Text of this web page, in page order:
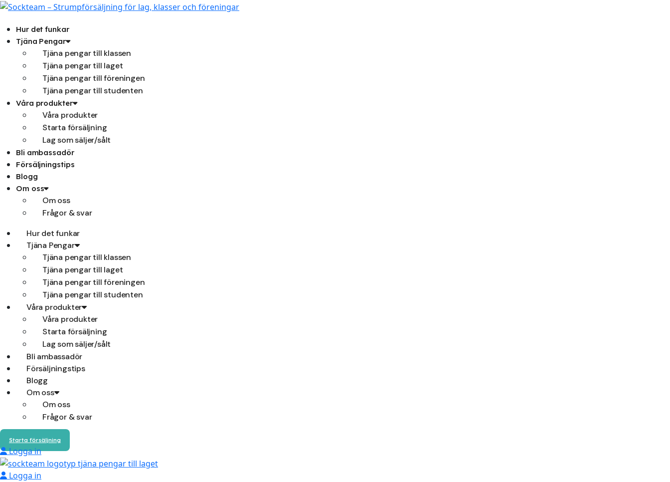
Hoppa
innehållHur det funkar
Tjäna Pengar
Tjäna pengar till klassen
Tjäna pengar till laget
Tjäna pengar till föreningen
Tjäna pengar till studenten
Våra produkter
Våra produkter
Starta försäljning
Lag som säljer/sålt
Bli ambassadör
Försäljningstips
Blogg
Om oss
Om oss
Frågor & svar
Hur det funkar
Tjäna Pengar
Tjäna pengar till klassen
Tjäna pengar till laget
Tjäna pengar till föreningen
Tjäna pengar till studenten
Våra produkter
Våra produkter
Starta försäljning
Lag som säljer/sålt
Bli ambassadör
Försäljningstips
Blogg
Om oss
Om oss
Frågor & svar
Starta försäljning
Logga in
Logga in